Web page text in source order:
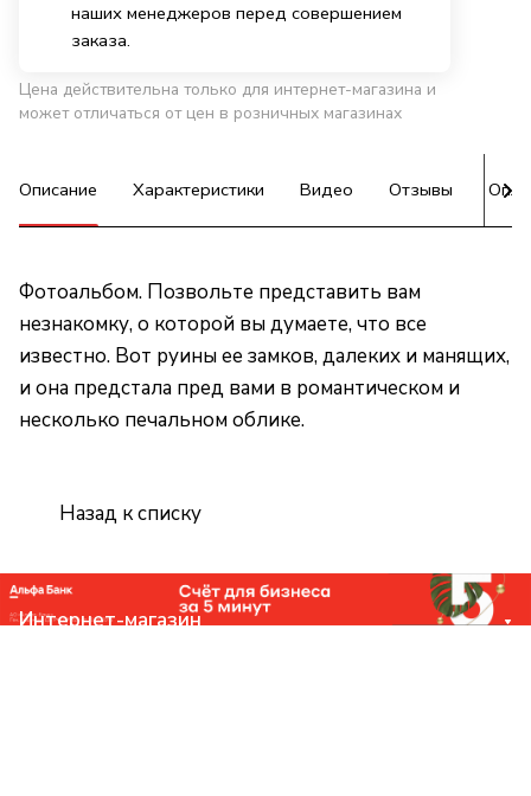
наших менеджеров перед совершением
заказа.
Цена действительна только для интернет-магазина и
может отличаться от цен в розничных магазинах
Описание Характеристики Видео Отзывы
Фотоальбом. Позвольте представить вам
незнакомку, о которой вы думаете, что все
известно. Вот руины ее замков, далеких и манящих,
и она предстала пред вами в романтическом и
несколько печальном облике.
Назад к списку
Интернет-магазин